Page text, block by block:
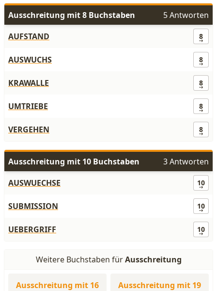
Ausschreitung mit 8 Buchstaben
5 Antworten
AUFSTAND
8
AUSWUCHS 8
KRAWALLE 8
UMTRIEBE 8
VERGEHEN 8
Ausschreitung mit 10 Buchstaben
3 Antworten
AUSWUECHSE
10
SUBMISSION 10
UEBERGRIFF 10
Weitere Buchstaben fürAusschreitung
Ausschreitung mit 16
Ausschreitung mit 19